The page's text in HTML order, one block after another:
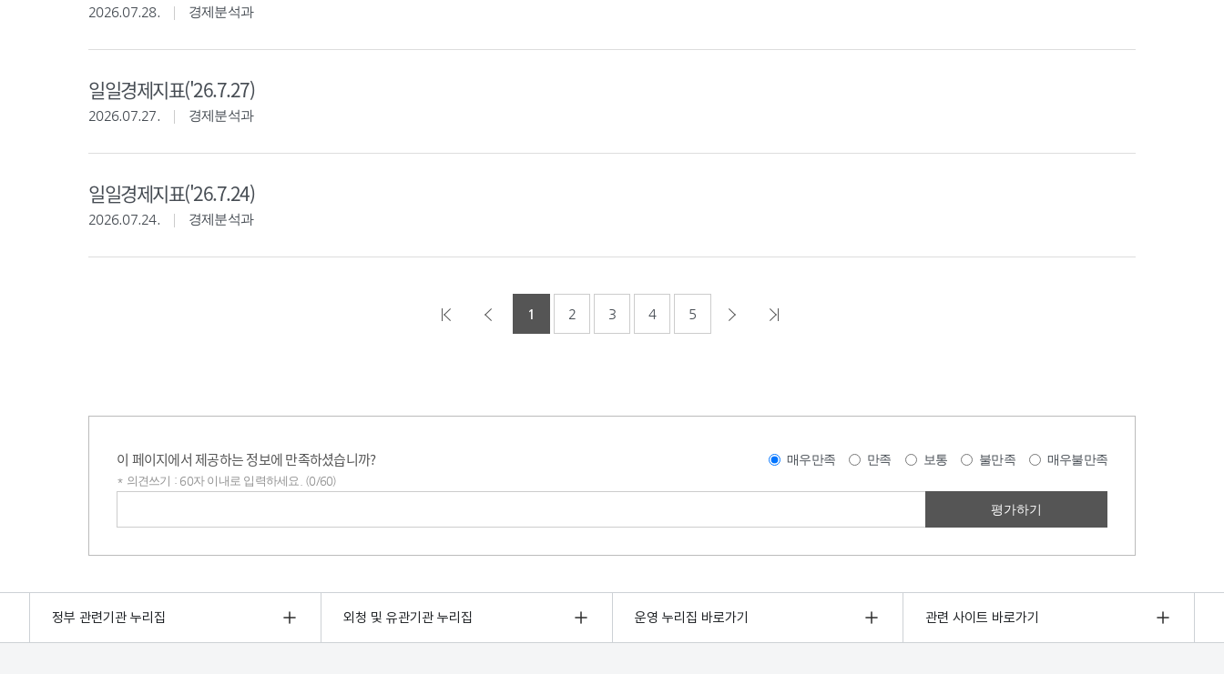
2026.07.28. 경제분석과
일일경제지표('26.7.27)
2026.07.27. 경제분석과
일일경제지표('26.7.24)
2026.07.24. 경제분석과
1 2 3 4 5
이 페이지에서 제공하는 정보에 만족하셨습니까? 매우만족 만족 보통 불만족 매우불만족
* 의견쓰기 : 60자 이내로 입력하세요. (0/60)
정부 관련기관 누리집 외청 및 유관기관 누리집 운영 누리집 바로가기 관련 사이트 바로가기